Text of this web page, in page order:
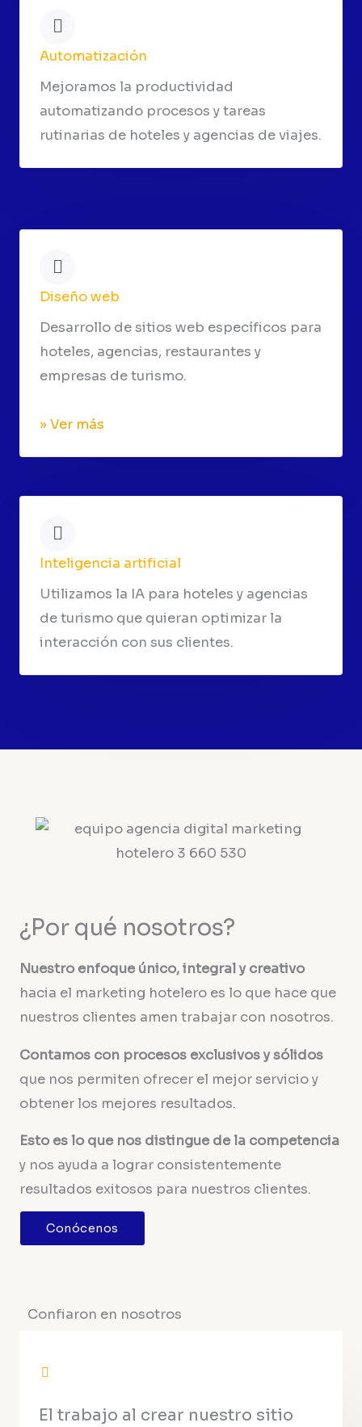
Automatización
Mejoramos la productividad
automatizando procesos y tareas
rutinarias de hoteles y agencias de viajes.
Diseño web
Desarrollo de sitios web específicos para
hoteles, agencias, restaurantes y
empresas de turismo.
» Ver más
Inteligencia artificial
Utilizamos la IA para hoteles y agencias
de turismo que quieran optimizar la
interacción con sus clientes.
¿Por qué nosotros?
Nuestro enfoque único, integral y creativo
hacia el marketing hotelero es lo que hace que
nuestros clientes amen trabajar con nosotros.
Contamos con procesos exclusivos y sólidos
que nos permiten ofrecer el mejor servicio y
obtener los mejores resultados.
Esto es lo que nos distingue de la competencia
y nos ayuda a lograr consistentemente
resultados exitosos para nuestros clientes.
Conócenos
Confiaron en nosotros
El trabajo al crear nuestro sitio